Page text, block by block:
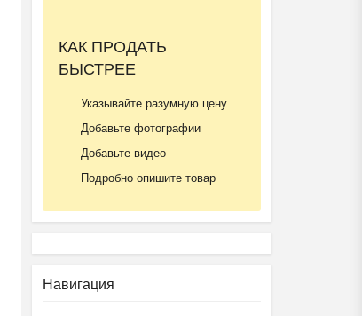
КАК ПРОДАТЬ
БЫСТРЕЕ
Указывайте разумную цену
Добавьте фотографии
Добавьте видео
Подробно опишите товар
Навигация